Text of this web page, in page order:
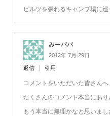
ピルツを張れるキャンプ場に
みーパパ
2012年 7月 29日
返信 引用
コメントをいただいた皆さんへ
たくさんのコメント本当にあ
もう本当に無理かなと思いま